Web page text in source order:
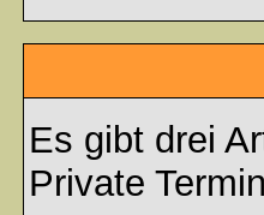
Es gibt drei
Private